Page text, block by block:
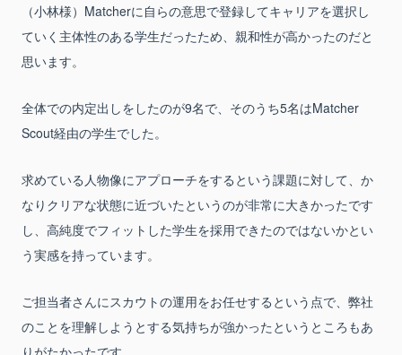
（小林様）Matcherに自らの意思で登録してキャリアを選択し
ていく主体性のある学生だったため、親和性が高かったのだと
思います。
全体での内定出しをしたのが9名で、そのうち5名はMatcher
Scout経由の学生でした。
求めている人物像にアプローチをするという課題に対して、か
なりクリアな状態に近づいたというのが非常に大きかったです
し、高純度でフィットした学生を採用できたのではないかとい
う実感を持っています。
ご担当者さんにスカウトの運用をお任せするという点で、弊社
のことを理解しようとする気持ちが強かったというところもあ
りがたかったです。